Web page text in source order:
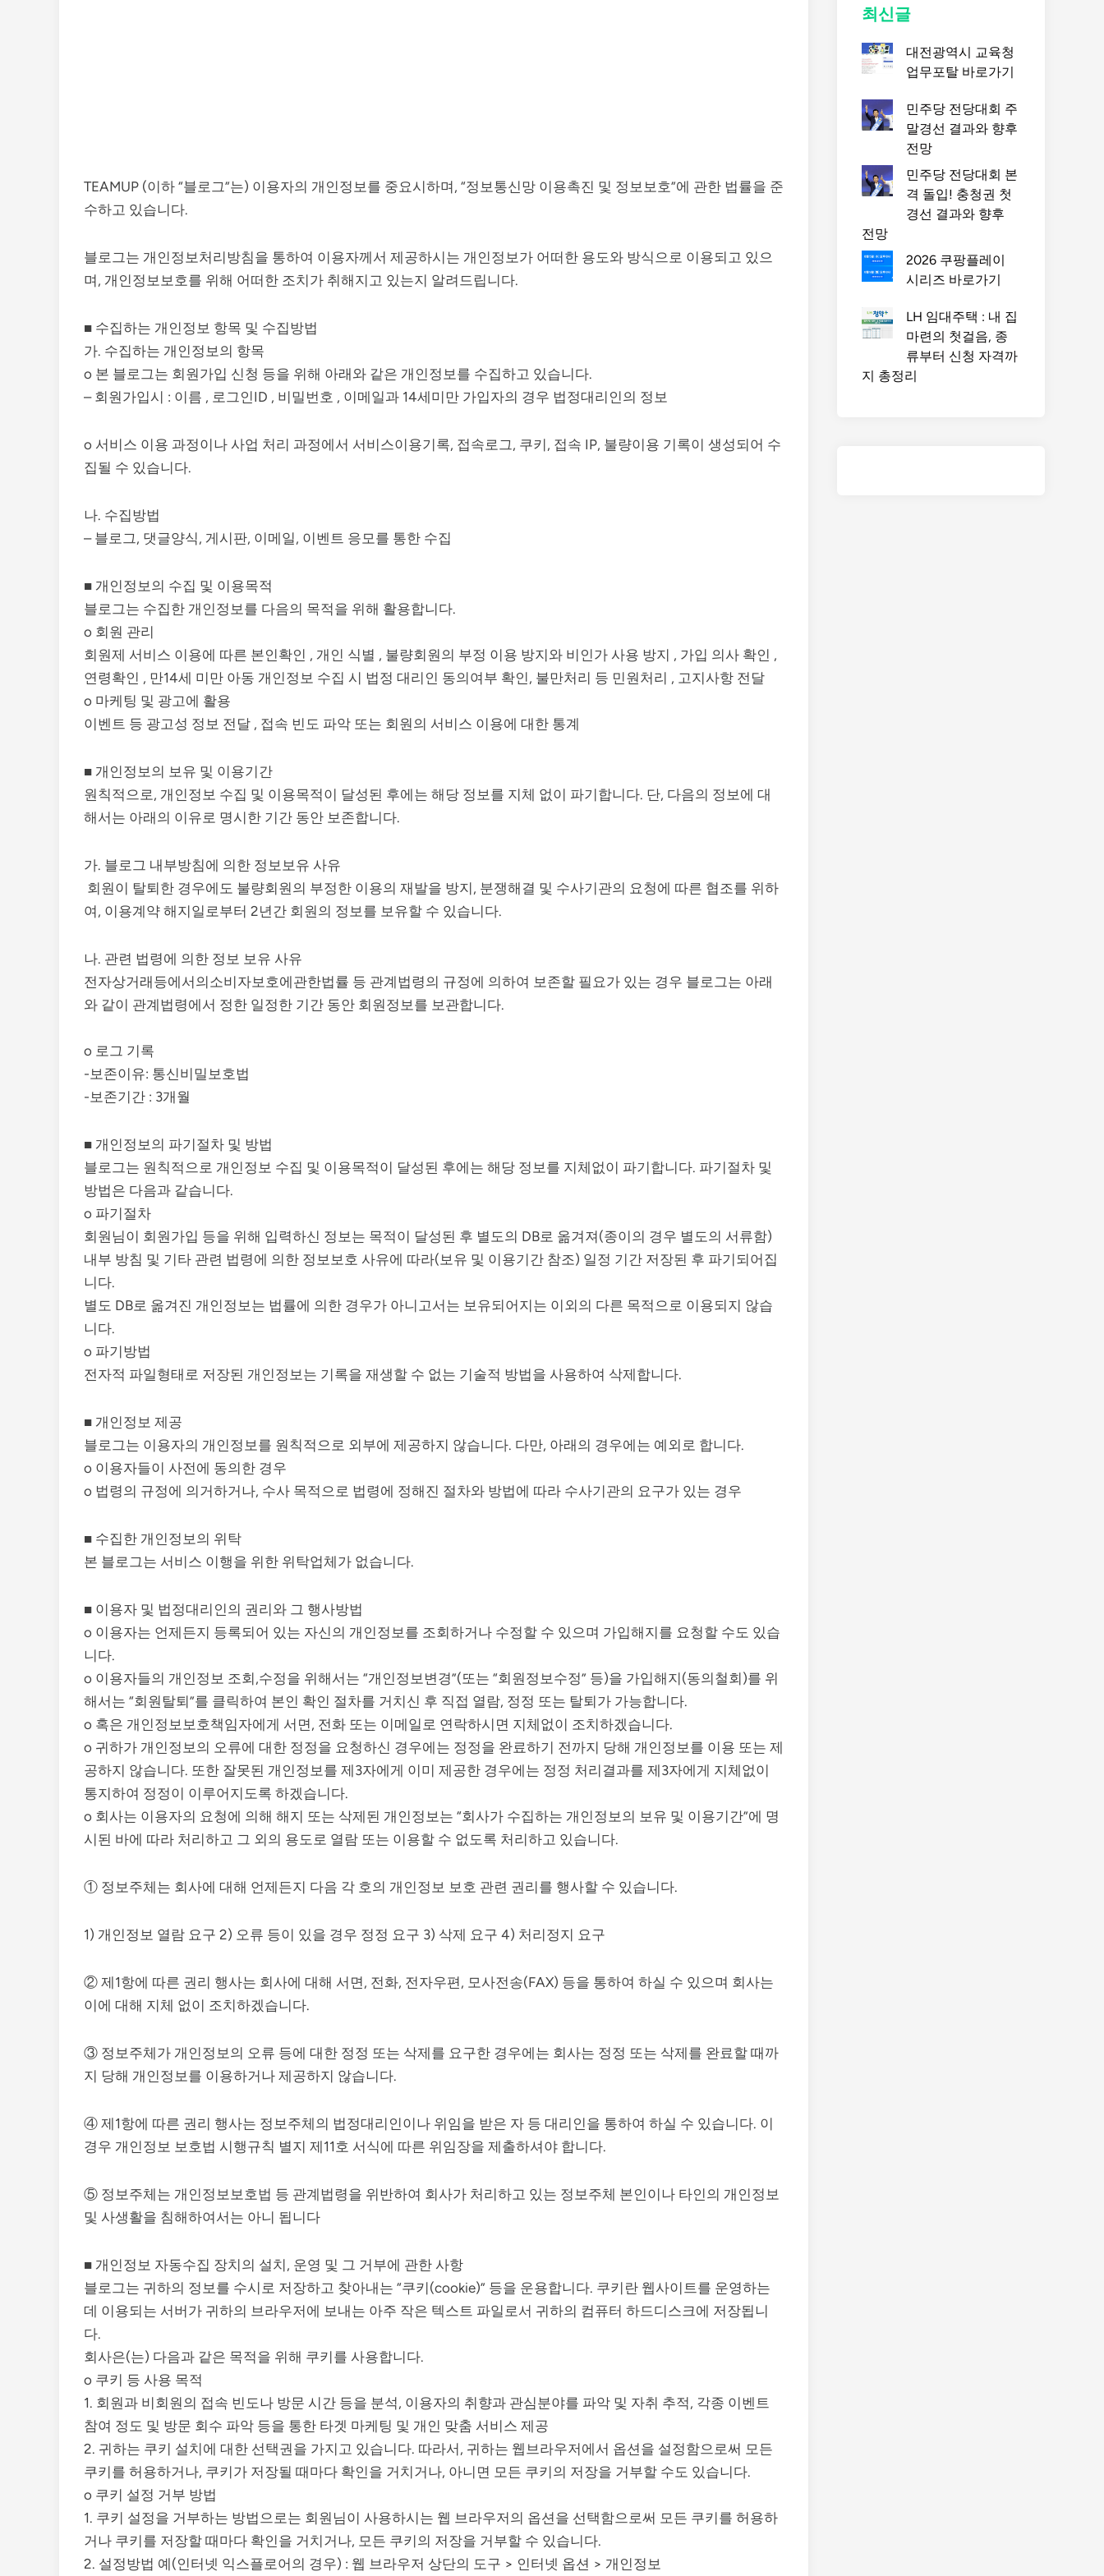
TEAMUP (이하 “블로그”는) 이용자의 개인정보를 중요시하며, “정보통신망 이용촉진 및 정보보호”에 관한 법률을 준
수하고 있습니다.
블로그는 개인정보처리방침을 통하여 이용자께서 제공하시는 개인정보가 어떠한 용도와 방식으로 이용되고 있으
며, 개인정보보호를 위해 어떠한 조치가 취해지고 있는지 알려드립니다.
■ 수집하는 개인정보 항목 및 수집방법
가. 수집하는 개인정보의 항목
o 본 블로그는 회원가입 신청 등을 위해 아래와 같은 개인정보를 수집하고 있습니다.
– 회원가입시 : 이름 , 로그인ID , 비밀번호 , 이메일과 14세미만 가입자의 경우 법정대리인의 정보
o 서비스 이용 과정이나 사업 처리 과정에서 서비스이용기록, 접속로그, 쿠키, 접속 IP, 불량이용 기록이 생성되어 수
집될 수 있습니다.
나. 수집방법
– 블로그, 댓글양식, 게시판, 이메일, 이벤트 응모를 통한 수집
■ 개인정보의 수집 및 이용목적
블로그는 수집한 개인정보를 다음의 목적을 위해 활용합니다.
o 회원 관리
회원제 서비스 이용에 따른 본인확인 , 개인 식별 , 불량회원의 부정 이용 방지와 비인가 사용 방지 , 가입 의사 확인 ,
연령확인 , 만14세 미만 아동 개인정보 수집 시 법정 대리인 동의여부 확인, 불만처리 등 민원처리 , 고지사항 전달
o 마케팅 및 광고에 활용
이벤트 등 광고성 정보 전달 , 접속 빈도 파악 또는 회원의 서비스 이용에 대한 통계
■ 개인정보의 보유 및 이용기간
원칙적으로, 개인정보 수집 및 이용목적이 달성된 후에는 해당 정보를 지체 없이 파기합니다. 단, 다음의 정보에 대
해서는 아래의 이유로 명시한 기간 동안 보존합니다.
가. 블로그 내부방침에 의한 정보보유 사유
회원이 탈퇴한 경우에도 불량회원의 부정한 이용의 재발을 방지, 분쟁해결 및 수사기관의 요청에 따른 협조를 위하
여, 이용계약 해지일로부터 2년간 회원의 정보를 보유할 수 있습니다.
나. 관련 법령에 의한 정보 보유 사유
전자상거래등에서의소비자보호에관한법률 등 관계법령의 규정에 의하여 보존할 필요가 있는 경우 블로그는 아래
와 같이 관계법령에서 정한 일정한 기간 동안 회원정보를 보관합니다.
o 로그 기록
-보존이유: 통신비밀보호법
-보존기간 : 3개월
■ 개인정보의 파기절차 및 방법
블로그는 원칙적으로 개인정보 수집 및 이용목적이 달성된 후에는 해당 정보를 지체없이 파기합니다. 파기절차 및
방법은 다음과 같습니다.
o 파기절차
회원님이 회원가입 등을 위해 입력하신 정보는 목적이 달성된 후 별도의 DB로 옮겨져(종이의 경우 별도의 서류함)
내부 방침 및 기타 관련 법령에 의한 정보보호 사유에 따라(보유 및 이용기간 참조) 일정 기간 저장된 후 파기되어집
니다.
별도 DB로 옮겨진 개인정보는 법률에 의한 경우가 아니고서는 보유되어지는 이외의 다른 목적으로 이용되지 않습
니다.
o 파기방법
전자적 파일형태로 저장된 개인정보는 기록을 재생할 수 없는 기술적 방법을 사용하여 삭제합니다.
■ 개인정보 제공
블로그는 이용자의 개인정보를 원칙적으로 외부에 제공하지 않습니다. 다만, 아래의 경우에는 예외로 합니다.
o 이용자들이 사전에 동의한 경우
o 법령의 규정에 의거하거나, 수사 목적으로 법령에 정해진 절차와 방법에 따라 수사기관의 요구가 있는 경우
■ 수집한 개인정보의 위탁
본 블로그는 서비스 이행을 위한 위탁업체가 없습니다.
■ 이용자 및 법정대리인의 권리와 그 행사방법
o 이용자는 언제든지 등록되어 있는 자신의 개인정보를 조회하거나 수정할 수 있으며 가입해지를 요청할 수도 있습
니다.
o 이용자들의 개인정보 조회,수정을 위해서는 “개인정보변경”(또는 “회원정보수정” 등)을 가입해지(동의철회)를 위
해서는 “회원탈퇴”를 클릭하여 본인 확인 절차를 거치신 후 직접 열람, 정정 또는 탈퇴가 가능합니다.
o 혹은 개인정보보호책임자에게 서면, 전화 또는 이메일로 연락하시면 지체없이 조치하겠습니다.
o 귀하가 개인정보의 오류에 대한 정정을 요청하신 경우에는 정정을 완료하기 전까지 당해 개인정보를 이용 또는 제
공하지 않습니다. 또한 잘못된 개인정보를 제3자에게 이미 제공한 경우에는 정정 처리결과를 제3자에게 지체없이
통지하여 정정이 이루어지도록 하겠습니다.
o 회사는 이용자의 요청에 의해 해지 또는 삭제된 개인정보는 “회사가 수집하는 개인정보의 보유 및 이용기간”에 명
시된 바에 따라 처리하고 그 외의 용도로 열람 또는 이용할 수 없도록 처리하고 있습니다.
① 정보주체는 회사에 대해 언제든지 다음 각 호의 개인정보 보호 관련 권리를 행사할 수 있습니다.
1) 개인정보 열람 요구 2) 오류 등이 있을 경우 정정 요구 3) 삭제 요구 4) 처리정지 요구
② 제1항에 따른 권리 행사는 회사에 대해 서면, 전화, 전자우편, 모사전송(FAX) 등을 통하여 하실 수 있으며 회사는
이에 대해 지체 없이 조치하겠습니다.
③ 정보주체가 개인정보의 오류 등에 대한 정정 또는 삭제를 요구한 경우에는 회사는 정정 또는 삭제를 완료할 때까
지 당해 개인정보를 이용하거나 제공하지 않습니다.
④ 제1항에 따른 권리 행사는 정보주체의 법정대리인이나 위임을 받은 자 등 대리인을 통하여 하실 수 있습니다. 이
경우 개인정보 보호법 시행규칙 별지 제11호 서식에 따른 위임장을 제출하셔야 합니다.
⑤ 정보주체는 개인정보보호법 등 관계법령을 위반하여 회사가 처리하고 있는 정보주체 본인이나 타인의 개인정보
및 사생활을 침해하여서는 아니 됩니다
■ 개인정보 자동수집 장치의 설치, 운영 및 그 거부에 관한 사항
블로그는 귀하의 정보를 수시로 저장하고 찾아내는 “쿠키(cookie)” 등을 운용합니다. 쿠키란 웹사이트를 운영하는
데 이용되는 서버가 귀하의 브라우저에 보내는 아주 작은 텍스트 파일로서 귀하의 컴퓨터 하드디스크에 저장됩니
다.
회사은(는) 다음과 같은 목적을 위해 쿠키를 사용합니다.
o 쿠키 등 사용 목적
1. 회원과 비회원의 접속 빈도나 방문 시간 등을 분석, 이용자의 취향과 관심분야를 파악 및 자취 추적, 각종 이벤트
참여 정도 및 방문 회수 파악 등을 통한 타겟 마케팅 및 개인 맞춤 서비스 제공
2. 귀하는 쿠키 설치에 대한 선택권을 가지고 있습니다. 따라서, 귀하는 웹브라우저에서 옵션을 설정함으로써 모든
쿠키를 허용하거나, 쿠키가 저장될 때마다 확인을 거치거나, 아니면 모든 쿠키의 저장을 거부할 수도 있습니다.
o 쿠키 설정 거부 방법
1. 쿠키 설정을 거부하는 방법으로는 회원님이 사용하시는 웹 브라우저의 옵션을 선택함으로써 모든 쿠키를 허용하
거나 쿠키를 저장할 때마다 확인을 거치거나, 모든 쿠키의 저장을 거부할 수 있습니다.
2. 설정방법 예(인터넷 익스플로어의 경우) : 웹 브라우저 상단의 도구 > 인터넷 옵션 > 개인정보
최신글
대전광역시 교육청
업무포탈 바로가기
민주당 전당대회 주
말경선 결과와 향후
전망
민주당 전당대회 본
격 돌입! 충청권 첫
경선 결과와 향후
전망
2026 쿠팡플레이
시리즈 바로가기
LH 임대주택 : 내 집
마련의 첫걸음, 종
류부터 신청 자격까
지 총정리